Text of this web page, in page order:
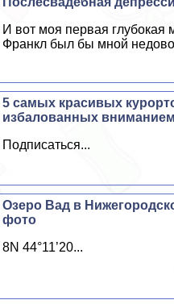
И вот моя первая глубокая
Франкл был бы мной
5 самых красивых
избалованных
Подписаться...
Озеро Вад в
фото
8N 44°11’20...